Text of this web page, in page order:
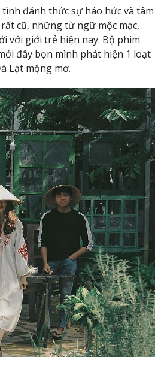
tình đánh thức sự háo hức và tâm
cũ, những từ ngữ mộc mạc,
với giới trẻ hiện nay. Bộ phim
đây bọn mình phát hiện 1 loạt
Lạt mộng mơ.